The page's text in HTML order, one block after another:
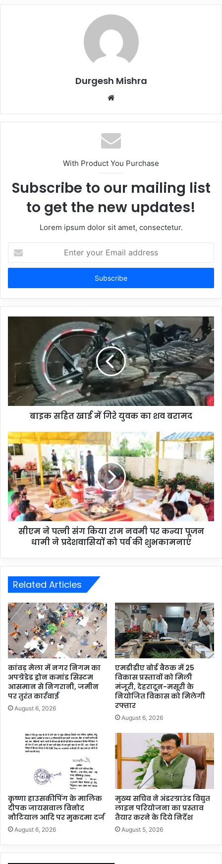
Durgesh Mishra
Website
With Product You Purchase
Subscribe to our mailing list
to get the new updates!
Lorem ipsum dolor sit amet, consectetur.
your
Email
बाइक सहित खाई में गिरे युवक का शव बरामद
सीएम ने पत्नी संग किया राम नवमी पर कन्या पूजन
धामी ने प्रदेशवासियों को पर्व की शुभकामनाएं
Related Articles
कांवड़ मेला में नगर निगम का
अपग्रेडेड ड्रोन कमांड सिस्टम
आसमान से निगरानी, जमीन
पर तुरंत कार्रवाई
August 6, 2026
एमडीडीए बोर्ड बैठक में 25
विकास प्रस्तावों को मिली
मंजूरी, देहरादून-मसूरी के
नियोजित विकास को मिलेगी
रफ्तार
August 6, 2026
कृष्णा हाउसकीपिंग के मालिक
दीपक जायसवाल विनोद
नौटियाल आदि पर मुकदमा दर्ज
August 6, 2026
मुख्य सचिव ने अंडरग्राउंड विद्युत
लाइन परियोजना का प्रस्ताव
तैयार करने के दिये निर्देश
August 5, 2026